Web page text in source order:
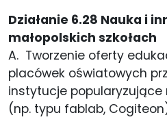
Działanie 6.28 Nauka i
małopolskich szkołach
A. Tworzenie oferty
placówek oświatowych
instytucje popularyzujące
(np. typu fablab,